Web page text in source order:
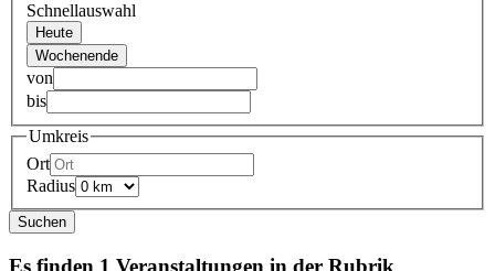
Schnellauswahl
Heute
Wochenende
von
bis
Umkreis
Ort
Radius
Suchen
Es finden 1 Veranstaltungen in der Rubrik